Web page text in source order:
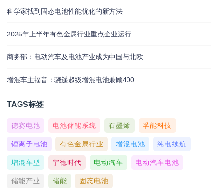
科学家找到固态电池性能优化的新方法
2025年上半年有色金属行业重点企业运行
商务部：电动汽车及电池产业成为中国与北欧
增混车主福音：骁遥超级增混电池兼顾400
TAGS标签
德赛电池 电池储能系统 石墨烯 孚能科技
锂离子电池 有色金属行业 增混电池 纯电续航
增混车型 宁德时代 电动汽车 电动汽车电池
储能产业 储能 固态电池